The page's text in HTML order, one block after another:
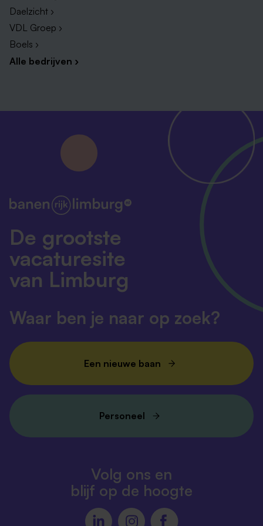
Daelzicht ›
VDL Groep ›
Boels ›
Alle bedrijven ›
De grootste
vacaturesite
van Limburg
Waar ben je naar op zoek?
Een nieuwe baan
Personeel
Volg ons en
blijf op de hoogte